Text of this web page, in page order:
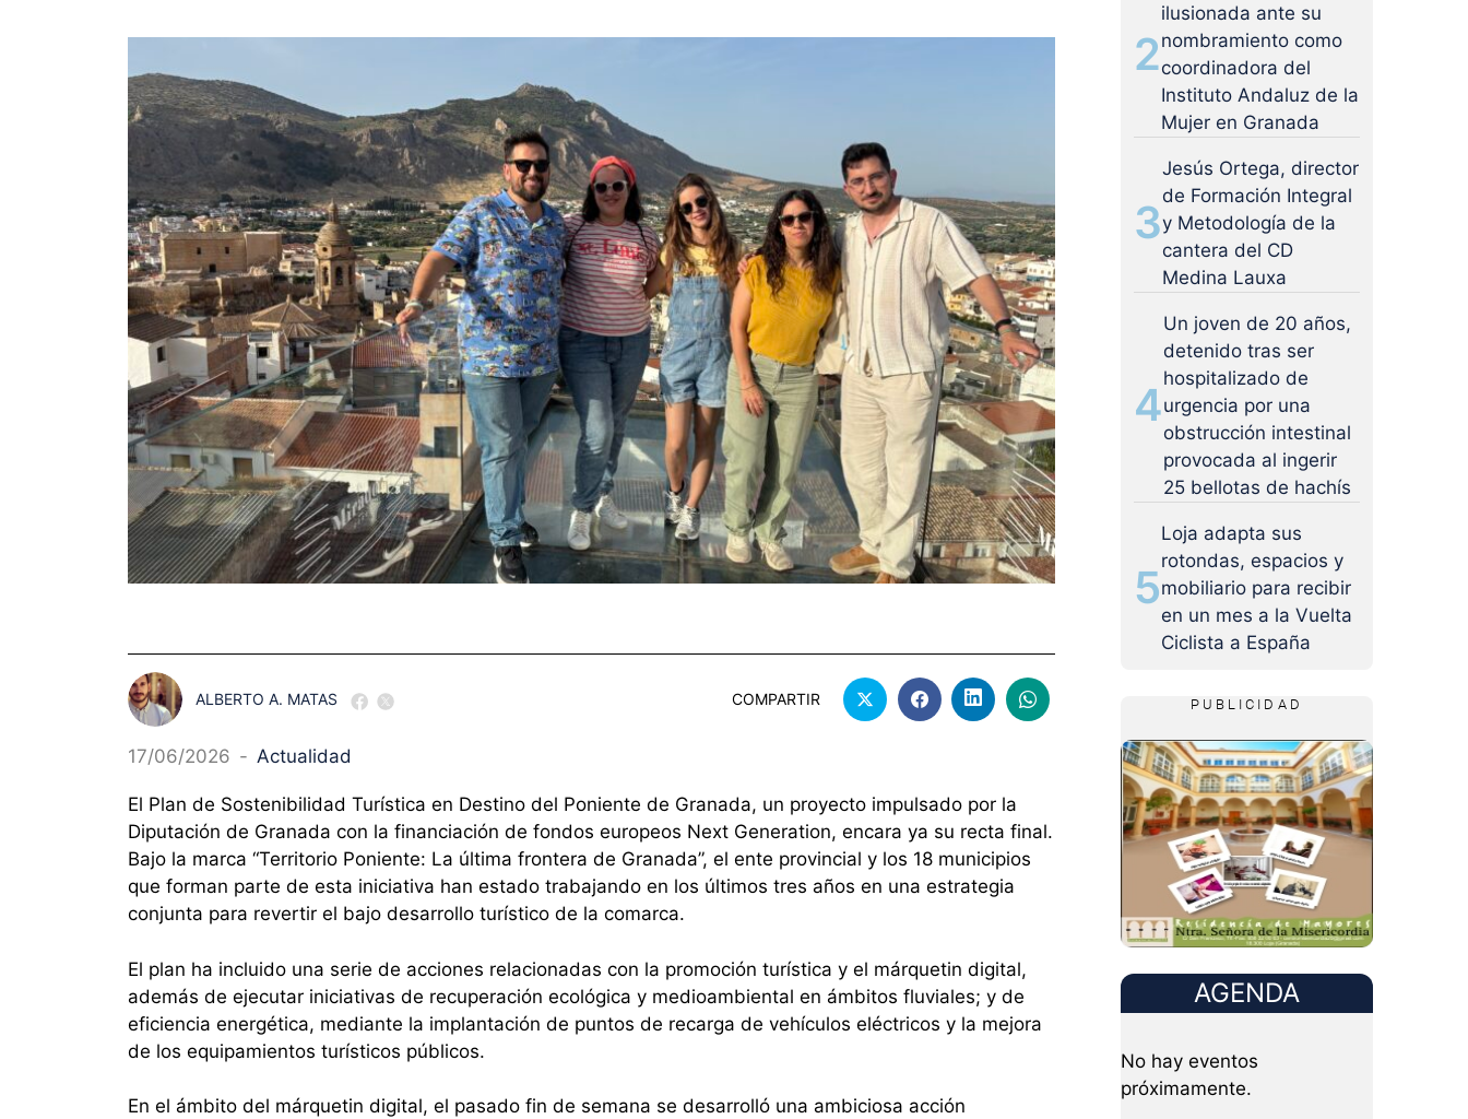
ALBERTO A. MATAS COMPARTIR
17/06/2026 - Actualidad
El Plan de Sostenibilidad Turística en Destino del Poniente de Granada, un proyecto impulsado por la
Diputación de Granada con la financiación de fondos europeos Next Generation, encara ya su recta final.
Bajo la marca “Territorio Poniente: La última frontera de Granada”, el ente provincial y los 18 municipios
que forman parte de esta iniciativa han estado trabajando en los últimos tres años en una estrategia
conjunta para revertir el bajo desarrollo turístico de la comarca.
El plan ha incluido una serie de acciones relacionadas con la promoción turística y el márquetin digital,
además de ejecutar iniciativas de recuperación ecológica y medioambiental en ámbitos fluviales; y de
eficiencia energética, mediante la implantación de puntos de recarga de vehículos eléctricos y la mejora
de los equipamientos turísticos públicos.
En el ámbito del márquetin digital, el pasado fin de semana se desarrolló una ambiciosa acción
2
ilusionada ante su
nombramiento como
coordinadora del
Instituto Andaluz de la
Mujer en Granada
3
Jesús Ortega, director
de Formación Integral
y Metodología de la
cantera del CD
Medina Lauxa
4
Un joven de 20 años,
detenido tras ser
hospitalizado de
urgencia por una
obstrucción intestinal
provocada al ingerir
25 bellotas de hachís
5
Loja adapta sus
rotondas, espacios y
mobiliario para recibir
en un mes a la Vuelta
Ciclista a España
PUBLICIDAD
AGENDA
No hay eventos
próximamente.